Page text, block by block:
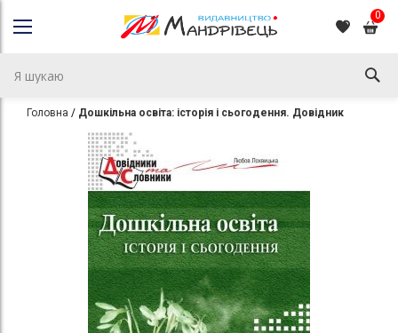
0
Головна Дошкільна освіта: історія і сьогодення. Довідник